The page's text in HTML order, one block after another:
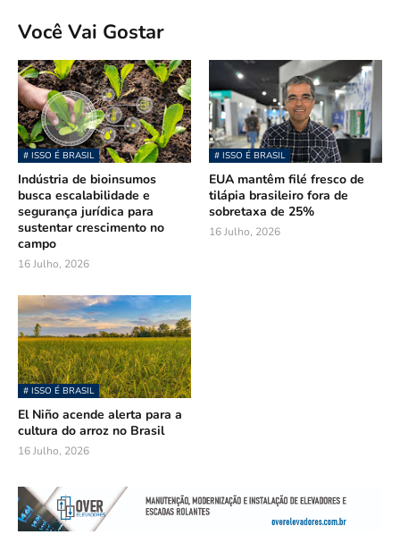
Você Vai Gostar
# ISSO É BRASIL
Indústria de bioinsumos
busca escalabilidade e
segurança jurídica para
sustentar crescimento no
campo
16 Julho, 2026
# ISSO É BRASIL
EUA mantêm filé fresco de
tilápia brasileiro fora de
sobretaxa de 25%
16 Julho, 2026
# ISSO É BRASIL
El Niño acende alerta para a
cultura do arroz no Brasil
16 Julho, 2026